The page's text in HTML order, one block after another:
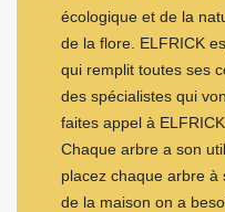
écologique et de la
de la flore. ELFRICK
qui remplit toutes ses
des spécialistes qui
faites appel à
Chaque arbre a son
placez chaque arbre à
de la maison on a